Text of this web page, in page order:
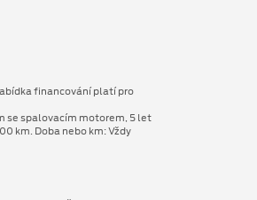
financování platí pro
se spalovacím motorem, 5 let
km. Doba nebo km: Vždy